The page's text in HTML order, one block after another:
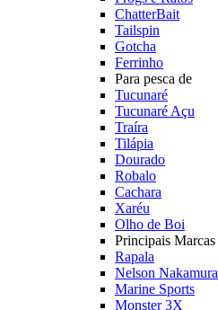
ChatterBait
Tailspin
Gotcha
Ferrinho
Para pesca de
Tucunaré
Tucunaré Açu
Traíra
Tilápia
Dourado
Robalo
Cachara
Xaréu
Olho de Boi
Principais Marcas
Rapala
Nelson Nakamura
Marine Sports
Monster 3X